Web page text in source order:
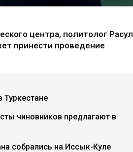
центра, политолог Расул
принести проведение
чиновников предлагают в
собрались на Иссык-Куле